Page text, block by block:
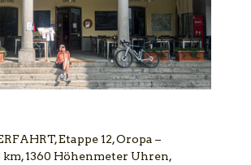
Etappe 12, Oropa –
km, 1360 Höhenmeter Uhren,